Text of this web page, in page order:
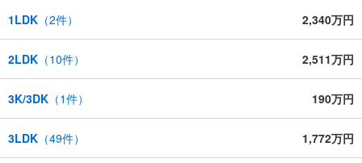
1LDK （2件） 2,340万円
2LDK （10件） 2,511万円
3K/3DK （1件） 190万円
3LDK （49件） 1,772万円